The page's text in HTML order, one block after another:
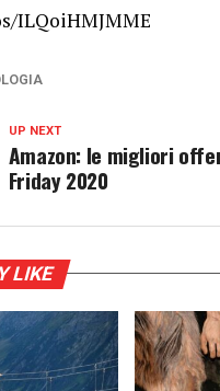
ILQoiHMJMME
UP NEXT
Amazon: le migliori
Friday 2020
LIKE